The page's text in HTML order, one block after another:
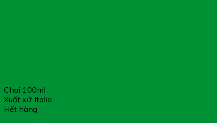
Chai 100ml
Xuất xứ: Italia
Hết hàng